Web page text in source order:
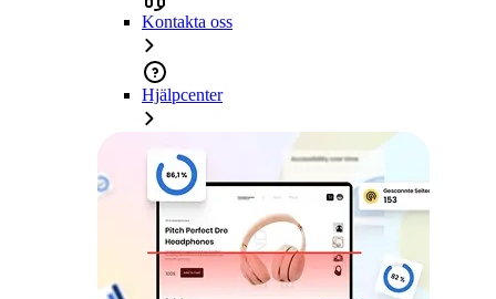
Kontakta oss
Hjälpcenter